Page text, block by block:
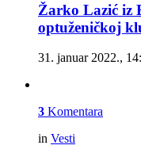
Žarko Lazić iz
optuženičkoj
31. januar 2022.,
3 Komentara
in Vesti